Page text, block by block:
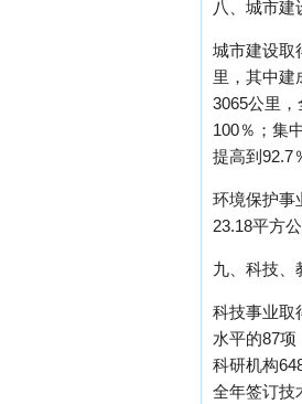
八、城市建
城市建设取
里，其中建
3065公里
100％；集
提高到92.7
环境保护事
23.18平方
九、科技、
科技事业取
水平的87
科研机构
全年签订技